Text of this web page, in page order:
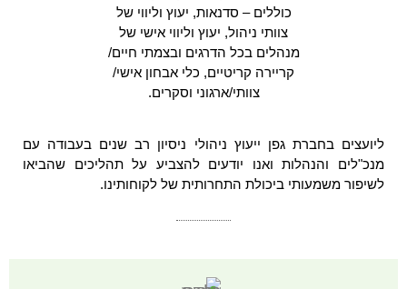
ליועצים בחברת גפן ייעוץ ניהולי ניסיון רב שנים בעבודה עם
מנכ"לים והנהלות ואנו יודעים להצביע על תהליכים שהביאו
לשיפור משמעותי ביכולת התחרותית של לקוחותינו.
כוללים – סדנאות, יעוץ וליווי של
צוותי ניהול, יעוץ וליווי אישי של
מנהלים בכל הדרגים ובצמתי חיים/
קריירה קריטיים, כלי אבחון אישי/
צוותי/ארגוני וסקרים.